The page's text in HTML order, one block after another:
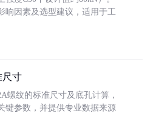
响因素及选型建议，适用于工
尺寸
螺纹的标准尺寸及底孔计算，
键参数，并提供专业数据来源